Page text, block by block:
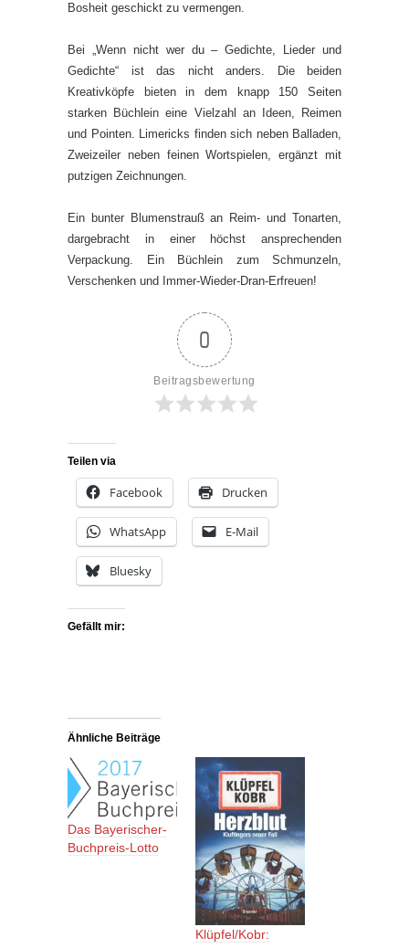
Bosheit geschickt zu vermengen.
Bei „Wenn nicht wer du – Gedichte, Lieder und
Gedichte“ ist das nicht anders. Die beiden
Kreativköpfe bieten in dem knapp 150 Seiten
starken Büchlein eine Vielzahl an Ideen, Reimen
und Pointen. Limericks finden sich neben Balladen,
Zweizeiler neben feinen Wortspielen, ergänzt mit
putzigen Zeichnungen.
Ein bunter Blumenstrauß an Reim- und Tonarten,
dargebracht in einer höchst ansprechenden
Verpackung. Ein Büchlein zum Schmunzeln,
Verschenken und Immer-Wieder-Dran-Erfreuen!
0
Beitragsbewertung
Teilen via
Facebook Drucken
WhatsApp E-Mail
Bluesky
Gefällt mir:
Ähnliche Beiträge
Das Bayerischer-
Buchpreis-Lotto
Klüpfel/Kobr: